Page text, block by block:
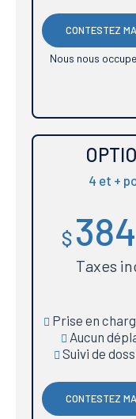
CONTESTEZ
Nous nous
4 et +
$
Taxes
Prise en
Aucun
Suivi de
CONTESTEZ